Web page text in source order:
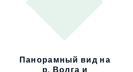
Панорамный вид на
р. Волга и